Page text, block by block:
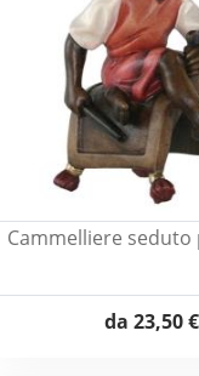
Cammelliere seduto
da 23,50 €